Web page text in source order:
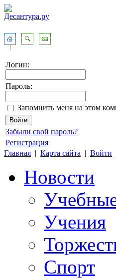
Логин:
Пароль:
Запомнить меня на этом
Забыли свой пароль?
Регистрация
Главная | Карта сайта | Войти
Новости
Учения
Спорт